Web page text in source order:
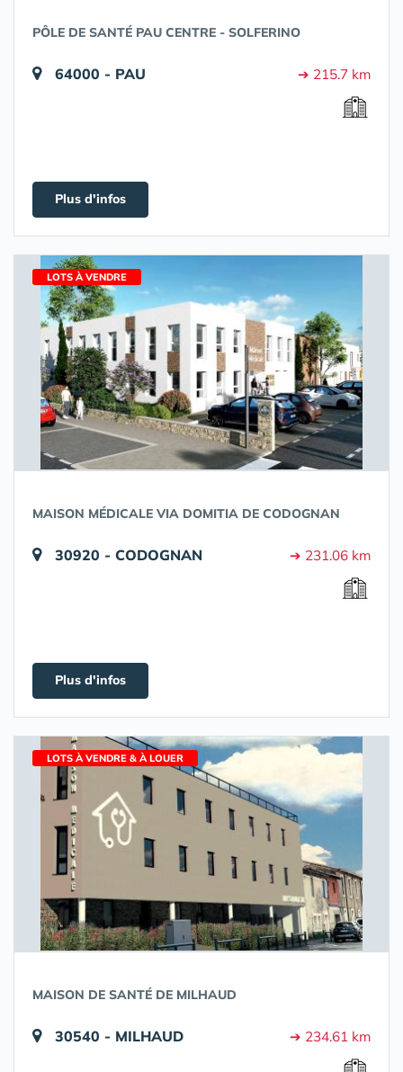
PÔLE DE SANTÉ PAU CENTRE - SOLFERINO
64000 - PAU ➔ 215.7 km
Plus d'infos
LOTS À VENDRE
MAISON MÉDICALE VIA DOMITIA DE CODOGNAN
30920 - CODOGNAN ➔ 231.06 km
Plus d'infos
LOTS À VENDRE & À LOUER
MAISON DE SANTÉ DE MILHAUD
30540 - MILHAUD ➔ 234.61 km